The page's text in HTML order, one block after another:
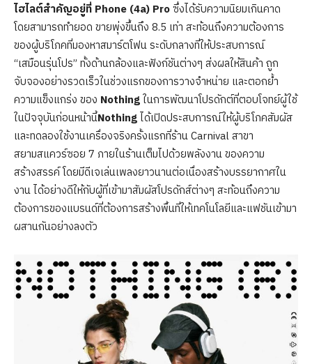
ไฮไลต์สำคัญอยู่ที่ Phone (4a) Proซึ่งได้รับความนิยมเกินคาด
โดยสามารถทำยอด ขายพุ่งขึ้นถึง 8.5 เท่า สะท้อนถึงความต้องการ
ของผู้บริโภคที่มองหาสมาร์ตโฟน ระดับกลางที่ให้ประสบการณ์
“เสมือนรุ่นโปร” ทั้งด้านกล้องและฟังก์ชันต่างๆ ส่งผลให้สินค้า ถูก
จับจองอย่างรวดเร็วในช่วงแรกของการวางจำหน่าย และตอกย้ำ
ความแข็งแกร่ง ของ Nothingในการพัฒนาโปรดักต์ที่ตอบโจทย์ผู้ใช้
ในปัจจุบันก่อนหน้านี้Nothing ได้เปิดประสบการณ์ให้ผู้บริโภคสัมผัส
และทดลองใช้งานเครื่องจริงครั้งแรกที่ร้าน Carnival สาขา
สยามสแควร์ซอย 7 ภายในร้านเต็มไปด้วยพลังงาน ของความ
สร้างสรรค์ โดยมีดีเจเล่นเพลงยาวนานต่อเนื่องสร้างบรรยากาศใน
งาน ได้อย่างดีให้กับผู้ที่เข้ามาสัมผัสโปรดักส์ต่างๆ สะท้อนถึงความ
ต้องการของแบรนด์ที่ต้องการสร้างพื้นที่ให้เทคโนโลยีและแฟชันเข้ามา
ผสานกันอย่างลงตัว